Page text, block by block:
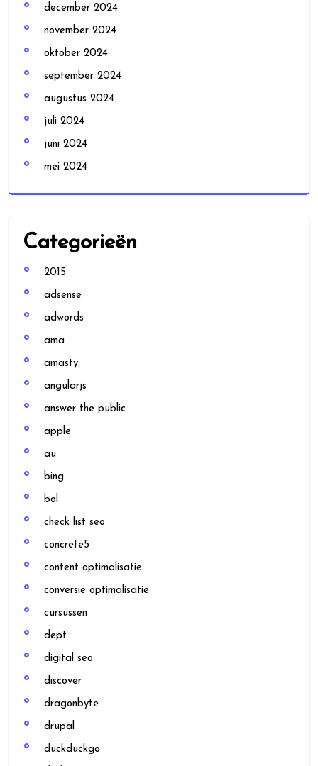
december 2024
november 2024
oktober 2024
september 2024
augustus 2024
juli 2024
juni 2024
mei 2024
Categorieën
2015
adsense
adwords
ama
amasty
angularjs
answer the public
apple
au
bing
bol
check list seo
concrete5
content optimalisatie
conversie optimalisatie
cursussen
dept
digital seo
discover
dragonbyte
drupal
duckduckgo